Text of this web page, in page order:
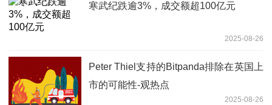
寒武纪跌逾3%，成交额超100亿元
2025-08-26
Peter Thiel支持的Bitpanda排除在英国上
市的可能性-观热点
2025-08-26